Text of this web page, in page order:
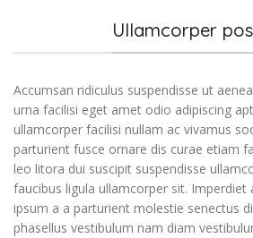
Ullamcorper
Accumsan ridiculus suspendisse ut
urna facilisi eget amet odio adipiscing
ullamcorper facilisi nullam ac vivamus
parturient fusce ornare dis curae etiam
leo litora dui suscipit suspendisse
faucibus ligula ullamcorper sit. Imperdiet
ipsum a a parturient molestie senectus
phasellus vestibulum nam diam